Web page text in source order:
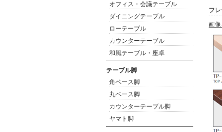
フ
画像
オフィス・会議テーブル
ダイニングテーブル
ローテーブル
カウンターテーブル
和風テーブル・座卓
テーブル脚
角ベース脚
丸ベース脚
カウンターテーブル脚
ヤマト脚